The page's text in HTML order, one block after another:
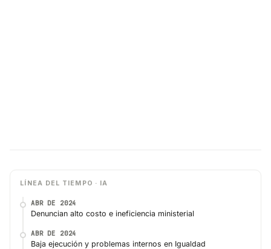
LÍNEA DEL TIEMPO · IA
ABR DE 2024
Denuncian alto costo e ineficiencia ministerial
ABR DE 2024
Baja ejecución y problemas internos en Igualdad